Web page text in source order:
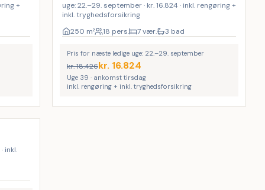
+
uge: 22.–29. september · kr. 16.824 · inkl. rengøring +
inkl. tryghedsforsikring
250 m² 18 pers. 7 vær. 3 bad
Pris for næste ledige uge: 22.–29. september
kr.18.426kr. 16.824
Uge 39 · ankomst tirsdag
inkl. rengøring + inkl. tryghedsforsikring
inkl.